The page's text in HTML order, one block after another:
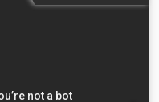
Control: touchscreen
only the robot arm